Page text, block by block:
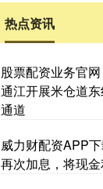
热点资讯
股票配资业务官
通江开展米仓道
通道
威力财配资APP
再次加息，将现